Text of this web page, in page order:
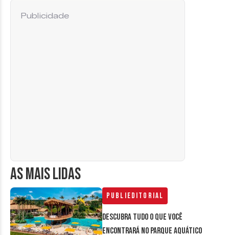
AS MAIS LIDAS
Publieditorial
Descubra tudo o que você
encontrará no parque aquático
Publicidade